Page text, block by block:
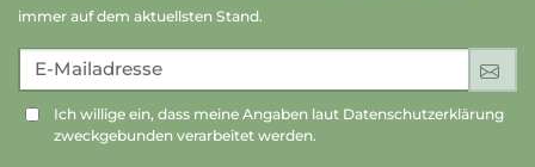
immer auf dem aktuellsten Stand.
E-Mailadresse
Ich willige ein, dass meine Angaben laut Datenschutzerklärung
zweckgebunden verarbeitet werden.